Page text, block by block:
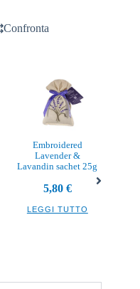
Confronta
Embroidered
Lavender &
Lavandin sachet 25g
5,80 €
LEGGI TUTTO